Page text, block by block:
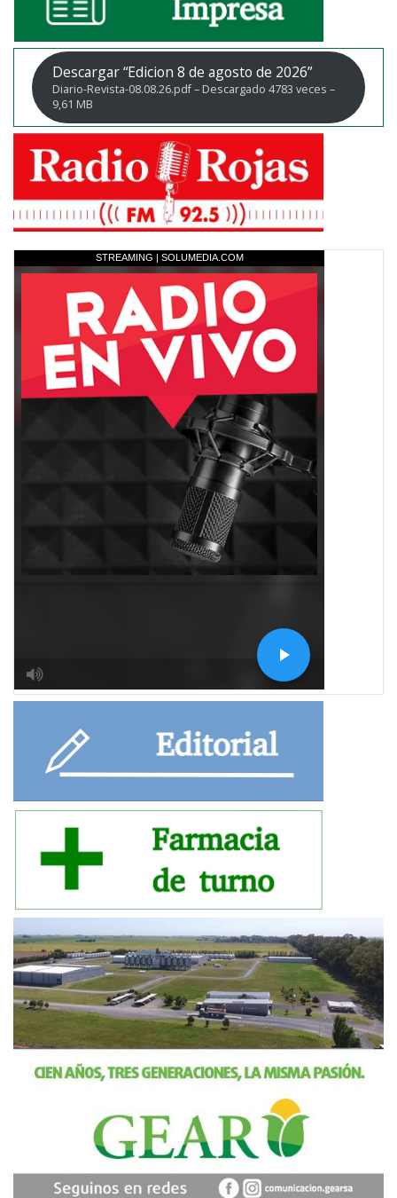
Descargar “Edicion 8 de agosto de 2026”
Diario-Revista-08.08.26.pdf – Descargado 4783 veces –
9,61 MB